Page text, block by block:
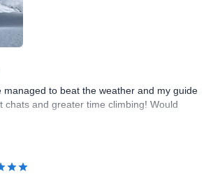
managed to beat the weather and my guide
chats and greater time climbing! Would